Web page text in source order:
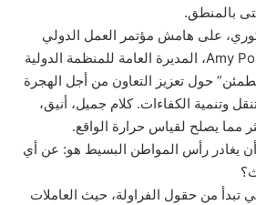
حتى بالمنطق.
على هامش مؤتمر العمل الدولي
بجنيف، التقى السيدة Amy Pope، المديرة العامة للمنظمة الدولية
حول تعزيز التعاون من أجل الهجرة
وتنمية الكفاءات. كلام جميل، أنيق،
مما يصلح لقياس حرارة الواقع.
أن يغادر رأس المواطن البسيط هو: عن أي
تبدأ من حقول الفراولة، حيث العاملات